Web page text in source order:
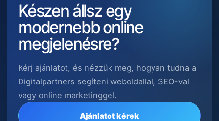
Készen állsz egy
modernebb online
megjelenésre?
Kérj ajánlatot, és nézzük meg, hogyan tudna a
Digitalpartners segíteni weboldallal, SEO-val
vagy online marketinggel.
Ajánlatot kérek